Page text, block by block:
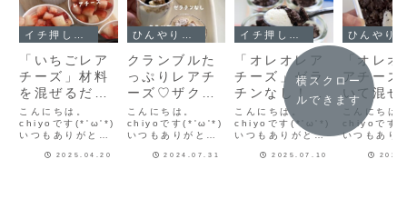
「いちごレア
チーズ」材料
を混ぜるだけ
の簡単レシピ
♡ひんやり濃
厚レアチーズ
のレシピだ
こんにちは。
chiyoです(*'ω'*)
いつもありがとう
ンなしで作るレア
2025.04.20
クランブルた
っぷりレアチ
ーズ♡ザクザ
ク＆濃厚♡よ
ーく冷えたレ
アチーズのレ
シピだよ！
こんにちは。
chiyoです(*'ω'*)
いつもありがとう
ククランブルをた
2024.07.31
「オレオレア
チーズ」ゼラ
チンなし！ホ
イップクリー
ムで作る♡ザ
クザクふわし
ゅわレアチー
こんにちは。
chiyoです(*'ω'*)
いつもありがとう
ひとつさせてね今
2025.07.10
「オレ
アチーズ
いて混ぜ
ーく冷や
♡ザクザ
レオとレ
ーズの
こんにちは
chiyoです
いつもあり
つで出来る
横スクロー
ルできます